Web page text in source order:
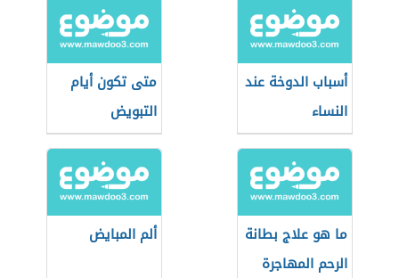
أسباب الدوخة عند
النساء
متى تكون أيام
التبويض
ما هو علاج بطانة
الرحم المهاجرة
ألم المبايض